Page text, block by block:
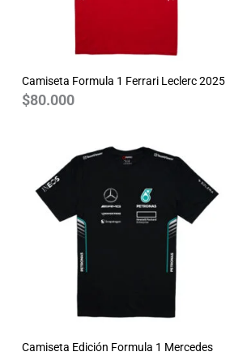
Camiseta Formula 1 Ferrari Leclerc 2025
$80.000
Camiseta Edición Formula 1 Mercedes